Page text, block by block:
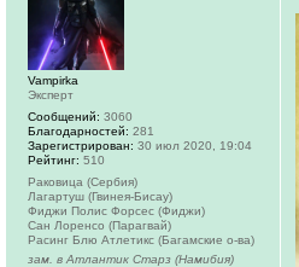
Vampirka
Эксперт
Сообщений: 3060
Благодарностей: 281
Зарегистрирован: 30 июл 2020, 19:04
Рейтинг: 510
Раковица (Сербия)
Лагартуш (Гвинея-Бисау)
Фиджи Полис Форсес (Фиджи)
Сан Лоренсо (Парагвай)
Расинг Блю Атлетикс (Багамские о-ва)
зам. в Атлантик Старз (Намибия)